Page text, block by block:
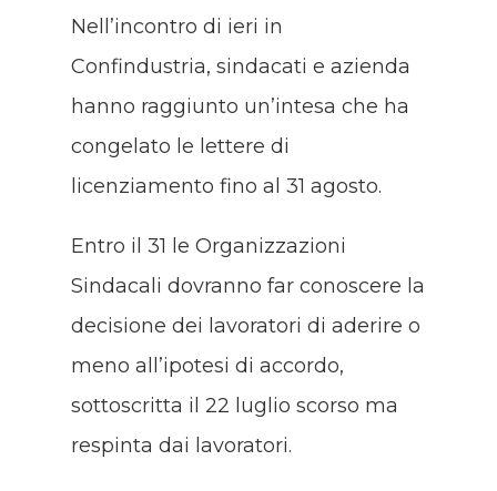
Nell’incontro di ieri in
Confindustria, sindacati e azienda
hanno raggiunto un’intesa che ha
congelato le lettere di
licenziamento fino al 31 agosto.
Entro il 31 le Organizzazioni
Sindacali dovranno far conoscere la
decisione dei lavoratori di aderire o
meno all’ipotesi di accordo,
sottoscritta il 22 luglio scorso ma
respinta dai lavoratori.